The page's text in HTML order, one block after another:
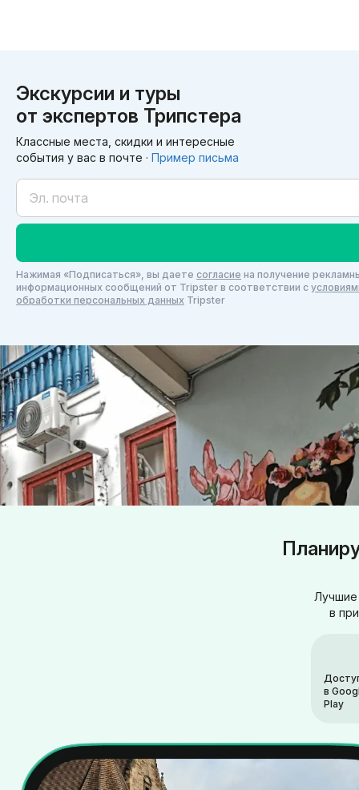
Экскурсии и туры
от экспертов Трипстера
Классные места, скидки и интересные
события у вас в почте · Пример письма
Нажимая «Подписаться», вы даете согласие на получение
информационных сообщений от Tripster в соответствии c
обработки персональных данных Tripster
в
в
Play